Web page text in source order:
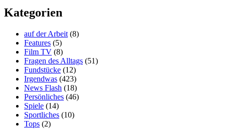
Kategorien
auf der Arbeit (8)
Features (5)
Film TV (8)
Fragen des Alltags (51)
Fundstücke (12)
Irgendwas (423)
News Flash (18)
Persönliches (46)
Spiele (14)
Sportliches (10)
Tops (2)